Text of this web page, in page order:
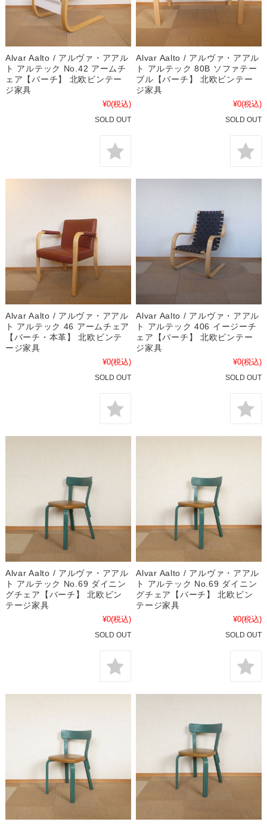
Alvar Aalto / アルヴァ・アアル
ト アルテック No.42 アームチ
ェア【バーチ】 北欧ビンテー
ジ家具
¥0(税込)
SOLD OUT
Alvar Aalto / アルヴァ・アアル
ト アルテック 80B ソファテー
ブル【バーチ】 北欧ビンテー
ジ家具
¥0(税込)
SOLD OUT
Alvar Aalto / アルヴァ・アアル
ト アルテック 46 アームチェア
【バーチ・本革】 北欧ビンテ
ージ家具
¥0(税込)
SOLD OUT
Alvar Aalto / アルヴァ・アアル
ト アルテック 406 イージーチ
ェア【バーチ】 北欧ビンテー
ジ家具
¥0(税込)
SOLD OUT
Alvar Aalto / アルヴァ・アアル
ト アルテック No.69 ダイニン
グチェア【バーチ】 北欧ビン
テージ家具
¥0(税込)
SOLD OUT
Alvar Aalto / アルヴァ・アアル
ト アルテック No.69 ダイニン
グチェア【バーチ】 北欧ビン
テージ家具
¥0(税込)
SOLD OUT